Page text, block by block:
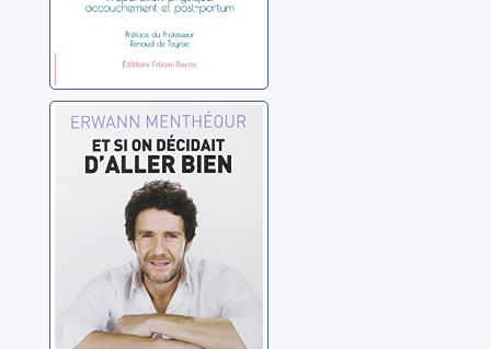
Et si on décidait
d'aller bien
Menthéour, Erwann